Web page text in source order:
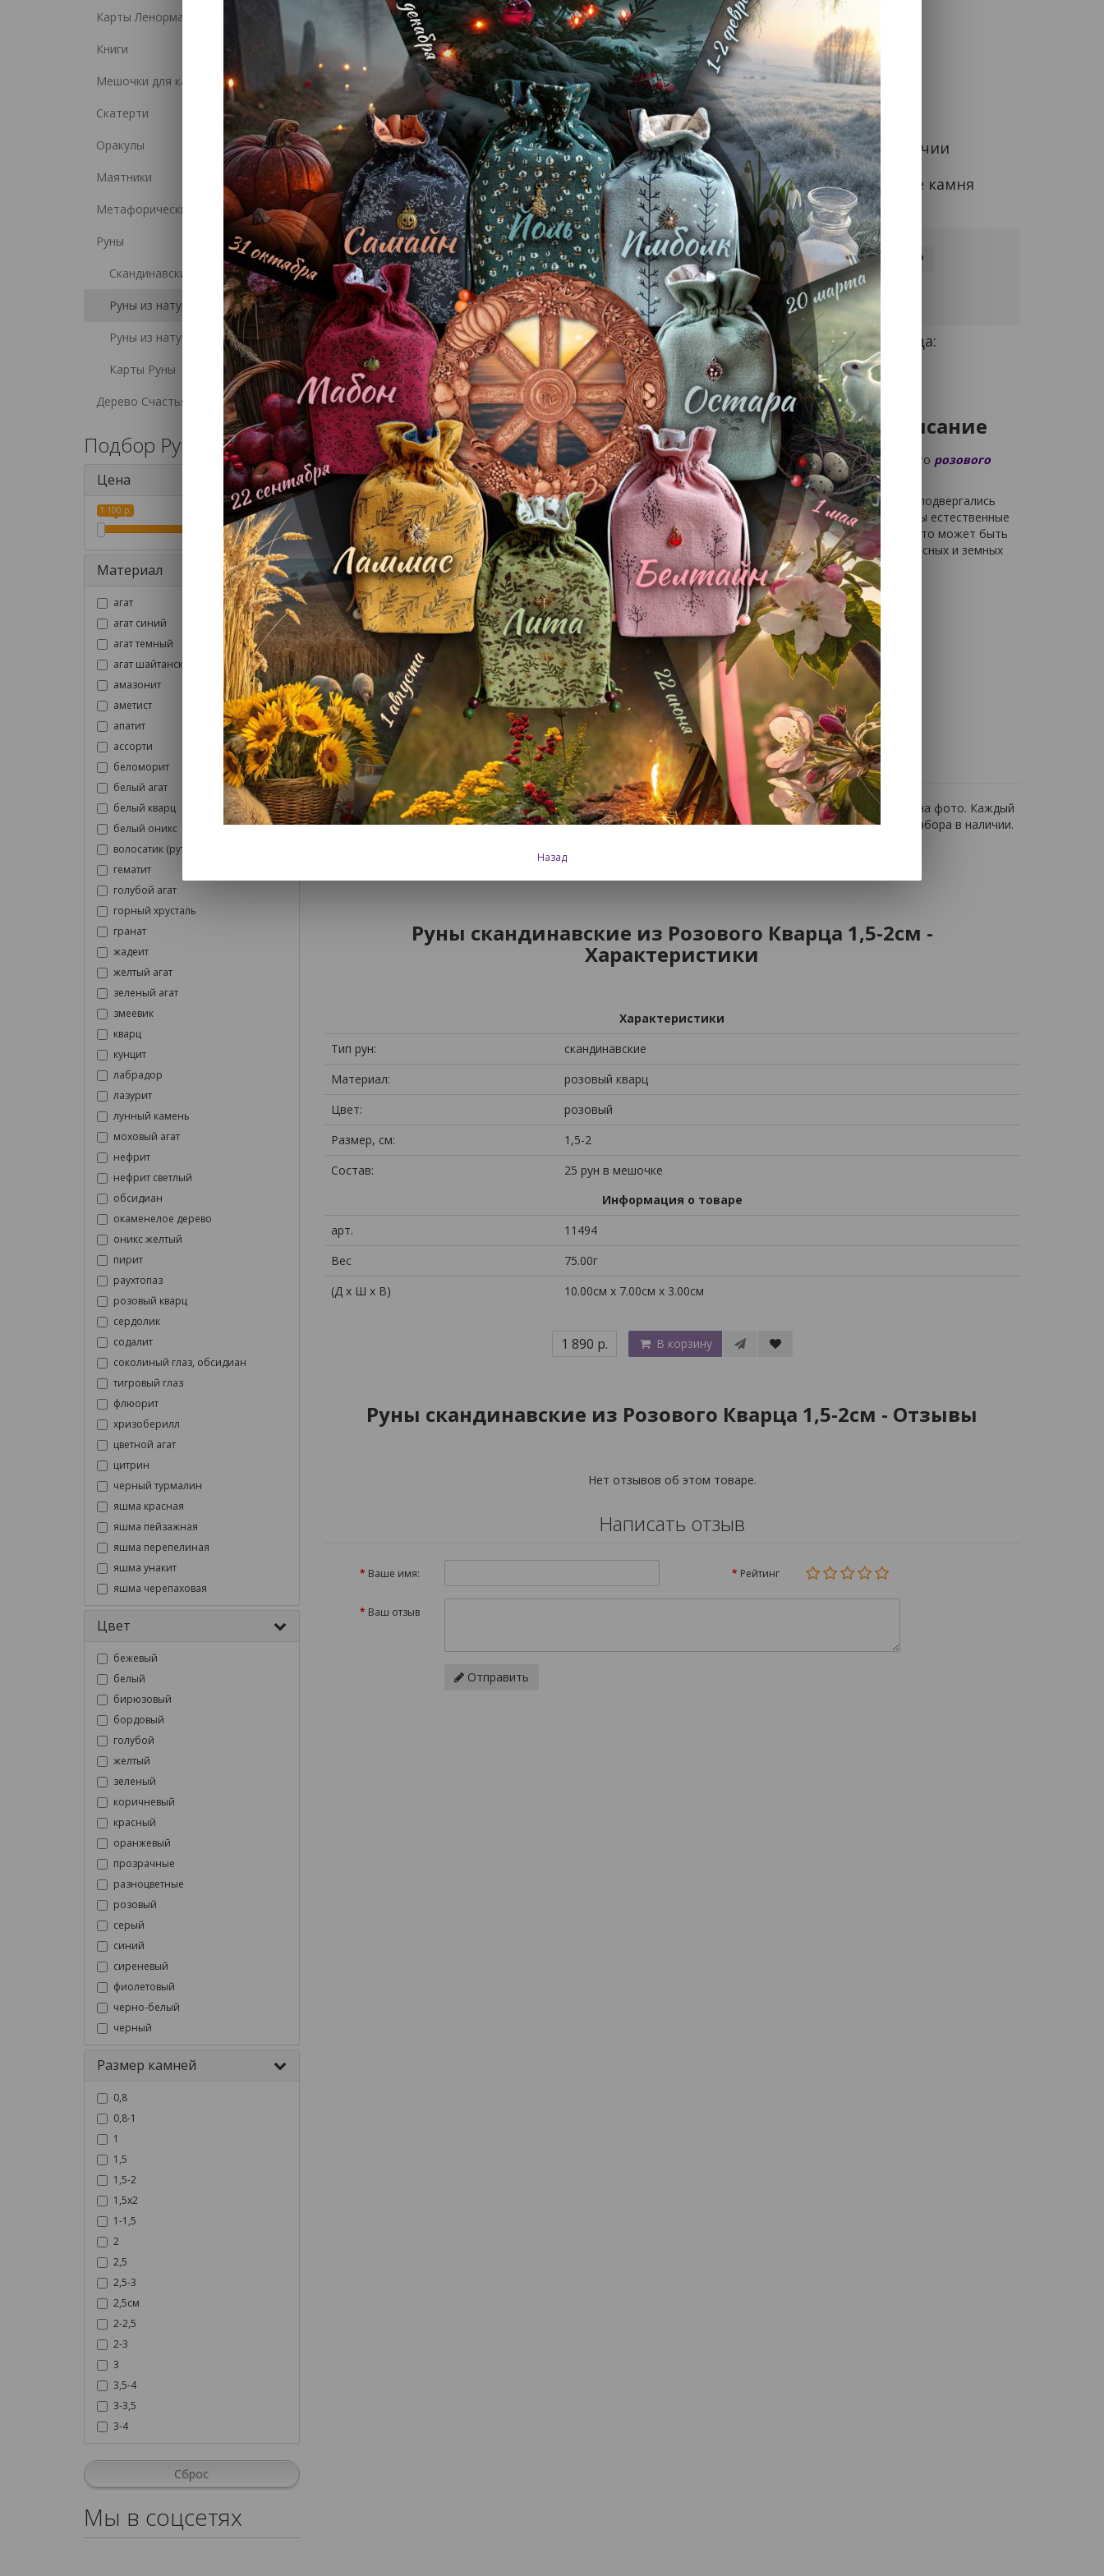
Карты Ленорман
Книги
Мешочки для карт
Скатерти
Оракулы
Маятники
Метафорические карты (МАК)
Руны
Скандинавские руны
Руны из натурального камня
Руны из натурального дерева
Карты Руны
Дерево Счастья
Подбор Рун
Цена
1 100 р. 5 990 р.
Материал
агат
агат синий
агат темный
агат шайтанский
амазонит
аметист
апатит
ассорти
беломорит
белый агат
белый кварц
белый оникс
волосатик (рутиловый кварц)
гематит
голубой агат
горный хрусталь
гранат
жадеит
желтый агат
зеленый агат
змеевик
кварц
кунцит
лабрадор
лазурит
лунный камень
моховый агат
нефрит
нефрит светлый
обсидиан
окаменелое дерево
оникс желтый
пирит
раухтопаз
розовый кварц
сердолик
содалит
соколиный глаз, обсидиан
тигровый глаз
флюорит
хризоберилл
цветной агат
цитрин
черный турмалин
яшма красная
яшма пейзажная
яшма перепелиная
яшма унакит
яшма черепаховая
Цвет
бежевый
белый
бирюзовый
бордовый
голубой
желтый
зеленый
коричневый
красный
оранжевый
прозрачные
разноцветные
розовый
серый
синий
сиреневый
фиолетовый
черно-белый
черный
Размер камней
0,8
0,8-1
1
1,5
1,5-2
1,5х2
1-1,5
2
2,5
2,5-3
2,5см
2-2,5
2-3
3
3,5-4
3-3,5
3-4
Сброс
Мы в соцсетях
Доступность: Нет в наличии
Товар распродан
Производитель: Дыхание камня
Смотреть все товары этого бренда
1 890 р. В корзину
Быстрый заказ
Другие руны из Розового Кварца:
Руны скандинавские из Розового Кварца 1,5-2см - Описание
Руны скандинавские из Розового Кварца 1,5-2см - наборрун, выполненных вручную из натурального розового
кварца.
Особенность этого набора рун состоит вмаксимальной природности, естественности- камни не подвергались
специальной обработке, а были подобраны мастером по размеру, цвету или форме. На камнях возможны естественные
червоточинки и трещинки - ценители уникальной, природной неповторимой красоты будут в восторге! Что может быть
более завораживающим, чем разглядывать, изучать, знакомиться с каждым камушком - творением небесных и земных
сил...
Средний размер камешков - 1,5-2 см.
Внимание! Форма и природный рисунок камней вашего набора может отличаться от представленных на фото. Каждый
набор собран и выполнен вручную, абсолютно уникален. Перед покупкой вы можете запросить фото набора в наличии.
1 890 р.
Руны скандинавские из Розового Кварца 1,5-2см -
Характеристики
Характеристики
Тип рун:
скандинавские
Материал:
розовый кварц
Цвет:
розовый
Размер, см:
1,5-2
Состав:
25 рун в мешочке
Информация о товаре
арт.
11494
Вес
75.00г
(Д x Ш x В)
10.00см x 7.00см x 3.00см
1 890 р. В корзину
Руны скандинавские из Розового Кварца 1,5-2см - Отзывы
Нет отзывов об этом товаре.
Написать отзыв
Ваше имя: Рейтинг
Ваш отзыв
Отправить
Назад